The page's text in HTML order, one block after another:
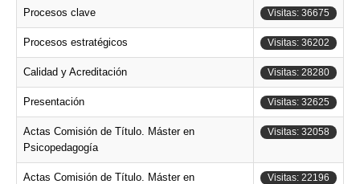
Procesos clave Visitas: 36675
Procesos estratégicos Visitas: 36202
Calidad y Acreditación Visitas: 28280
Presentación Visitas: 32625
Actas Comisión de Título. Máster en
Psicopedagogía
Visitas: 32058
Actas Comisión de Título. Máster en
Visitas: 22196